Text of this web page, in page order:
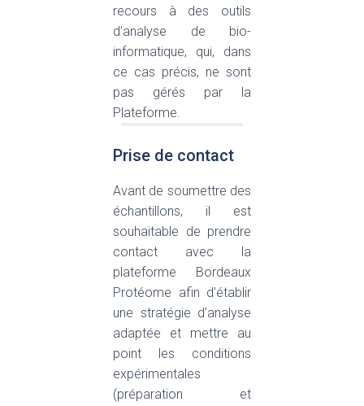
recours à des outils
d’analyse de bio-
informatique, qui, dans
ce cas précis, ne sont
pas gérés par la
Plateforme.
Prise de contact
Avant de soumettre des
échantillons, il est
souhaitable de prendre
contact avec la
plateforme Bordeaux
Protéome afin d’établir
une stratégie d’analyse
adaptée et mettre au
point les conditions
expérimentales
(préparation et